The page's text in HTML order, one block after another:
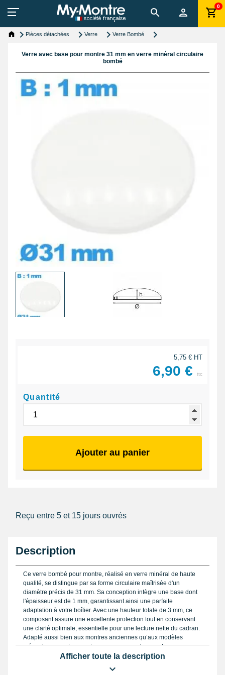
0
Pièces détachées Verre Verre Bombé
Verre avec base pour montre 31 mm en verre minéral circulaire
bombé
5,75 € HT
6,90 € ttc
Quantité
Ajouter au panier
Reçu entre 5 et 15 jours ouvrés
Description
Ce verre bombé pour montre, réalisé en verre minéral de haute
qualité, se distingue par sa forme circulaire maîtrisée d'un
diamètre précis de 31 mm. Sa conception intègre une base dont
l'épaisseur est de 1 mm, garantissant ainsi une parfaite
adaptation à votre boîtier. Avec une hauteur totale de 3 mm, ce
composant assure une excellente protection tout en conservant
une clarté optimale, essentielle pour une lecture nette du cadran.
Adapté aussi bien aux montres anciennes qu’aux modèles
mécaniques contemporains, ce verre avec base est
particulièrement apprécié pour sa robustesse face aux chocs et
Afficher toute la description